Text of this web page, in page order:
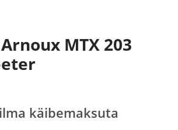
MTX 203
ilma käibemaksuta